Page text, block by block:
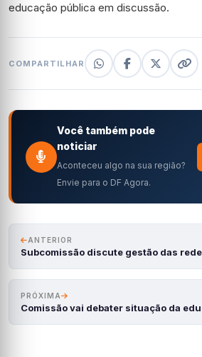
educação pública em discussão.
COMPARTILHAR
Você também pode
noticiar
Aconteceu algo na sua região?
Envie para o DF Agora.
ANTERIOR
Subcomissão discute gestão das
PRÓXIMA
Comissão vai debater situação da